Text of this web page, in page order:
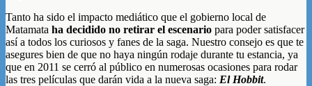
Tanto ha sido el impacto mediático que el gobierno local de
Matamata ha decidido no retirar el escenario para poder satisfacer
así a todos los curiosos y fanes de la saga. Nuestro consejo es que te
asegures bien de que no haya ningún rodaje durante tu estancia, ya
que en 2011 se cerró al público en numerosas ocasiones para rodar
las tres películas que darán vida a la nueva saga: El Hobbit.